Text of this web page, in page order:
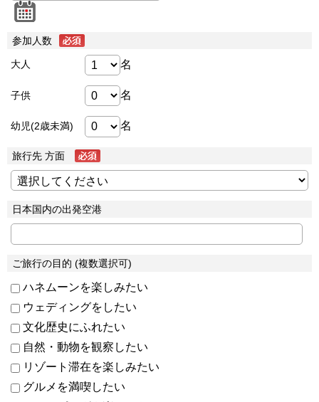
参加人数
大人 名
子供 名
幼児(2歳未満) 名
旅行先 方面
日本国内の出発空港
ご旅行の目的 (複数選択可)
ハネムーンを楽しみたい
ウェディングをしたい
文化歴史にふれたい
自然・動物を観察したい
リゾート滞在を楽しみたい
グルメを満喫したい